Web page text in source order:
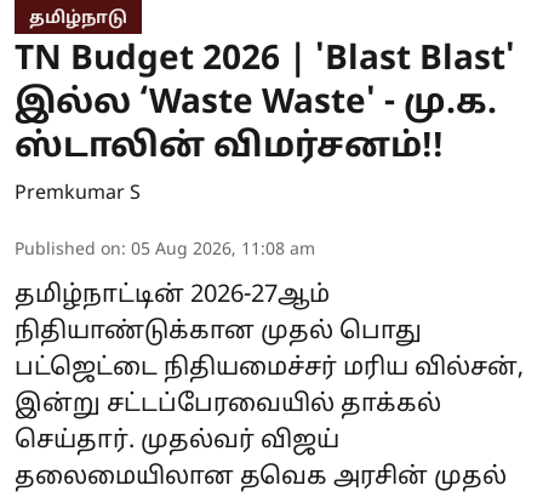
தமிழ்நாடு
TN Budget 2026 | 'Blast Blast'
இல்ல ‘Waste Waste' - மு.க.
ஸ்டாலின் விமர்சனம்!!
Premkumar S
Published on: 05 Aug 2026, 11:08 am
தமிழ்நாட்டின் 2026-27ஆம்
நிதியாண்டுக்கான முதல் பொது
பட்ஜெட்டை நிதியமைச்சர் மரிய வில்சன்,
இன்று சட்டப்பேரவையில் தாக்கல்
செய்தார். முதல்வர் விஜய்
தலைமையிலான தவெக அரசின் முதல்